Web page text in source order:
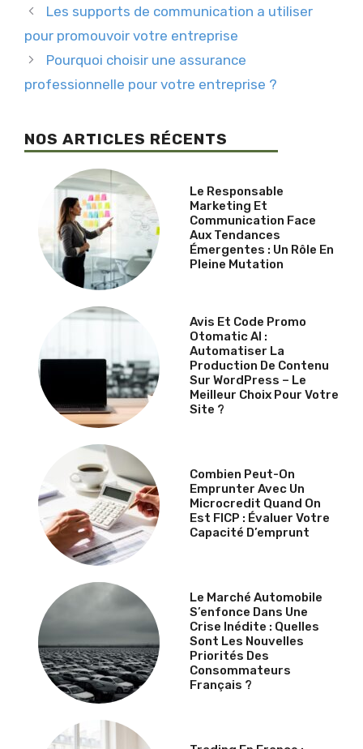
Les supports de communication a utiliser
pour promouvoir votre entreprise
Pourquoi choisir une assurance
professionnelle pour votre entreprise ?
NOS ARTICLES RÉCENTS
Le Responsable
Marketing Et
Communication Face
Aux Tendances
Émergentes : Un Rôle En
Pleine Mutation
Avis Et Code Promo
Otomatic AI :
Automatiser La
Production De Contenu
Sur WordPress – Le
Meilleur Choix Pour Votre
Site ?
Combien Peut-On
Emprunter Avec Un
Microcredit Quand On
Est FICP : Évaluer Votre
Capacité D’emprunt
Le Marché Automobile
S’enfonce Dans Une
Crise Inédite : Quelles
Sont Les Nouvelles
Priorités Des
Consommateurs
Français ?